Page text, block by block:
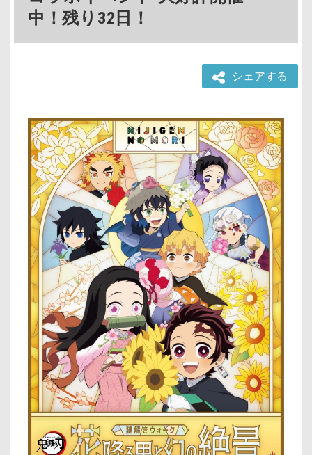
中！残り32日！
シェアする